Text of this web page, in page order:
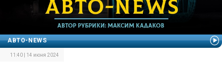
АВТО-NEWS
11:40 | 14 июня 2024